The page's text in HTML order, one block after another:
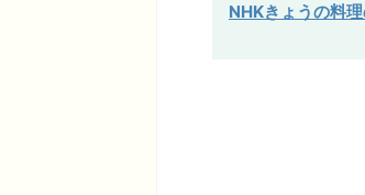
NHKきょうの料